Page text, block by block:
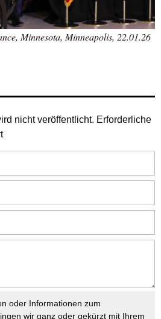
Minnesota, Minneapolis, 22.01.26
nicht veröffentlicht. Erforderliche
oder Informationen zum
wir ganz oder gekürzt mit Ihrem